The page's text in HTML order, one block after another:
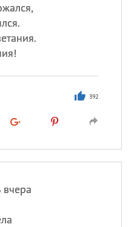
392
вчера
празднуют именины
Кристина
значениеи